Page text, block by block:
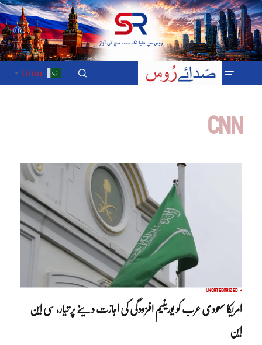
Urdu
▼
CNN
UNCATEGORIZED
امریکا سعودی عرب کو یورینیم افزودگی کی اجازت دینے پر تیار، سی این
این